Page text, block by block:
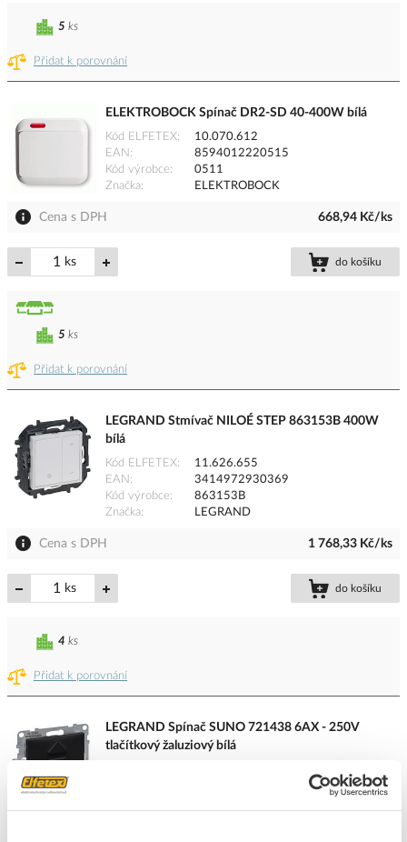
Přidat k porovnání
5 ks
ELEKTROBOCK Spínač DR2-SD 40-400W bílá
Kód ELFETEX
10.070.612
EAN
8594012220515
Kód výrobce
0511
Značka
ELEKTROBOCK
Cena s DPH 668,94 Kč/ks
ks do košíku
Přidat k porovnání
5 ks
LEGRAND Stmívač NILOÉ STEP 863153B 400W
bílá
Kód ELFETEX
11.626.655
EAN
3414972930369
Kód výrobce
863153B
Značka
LEGRAND
Cena s DPH 1 768,33 Kč/ks
ks do košíku
Přidat k porovnání
4 ks
LEGRAND Spínač SUNO 721438 6AX - 250V
tlačítkový žaluziový bílá